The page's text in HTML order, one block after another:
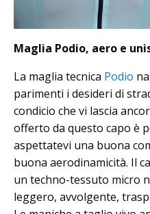
Maglia Podio, aero e
La maglia tecnica Podio
parimenti i desideri di
condicio che vi lascia
offerto da questo capo è
aspettatevi una buona
buona aerodinamicità. Il
un techno-tessuto micro
leggero, avvolgente,